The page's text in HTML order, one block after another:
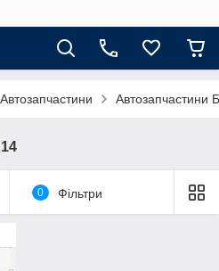
Автозапчастини Автозапчастини
0 Фільтри